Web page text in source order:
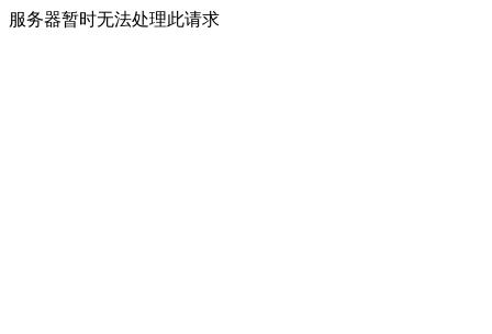
服务器暂时无法处理此请求